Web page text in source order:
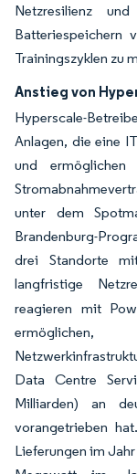
Netzresilienz
Batteriespeichern
Trainingszyklen zu
Anstieg von
Hyperscale-
Anlagen, die eine
und
unter dem
Brandenburg-
drei Standorte
langfristige
reagieren mit
ermöglichen,
Data Centre
Milliarden) an
vorangetrieben
Lieferungen im